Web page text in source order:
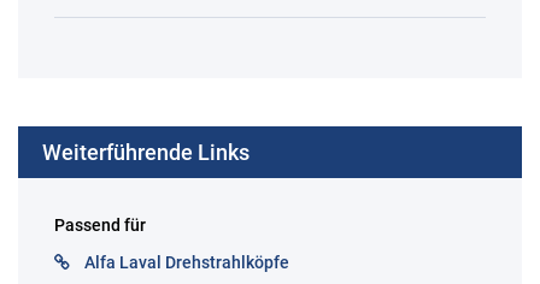
Weiterführende Links
Passend für
Alfa Laval Drehstrahlköpfe